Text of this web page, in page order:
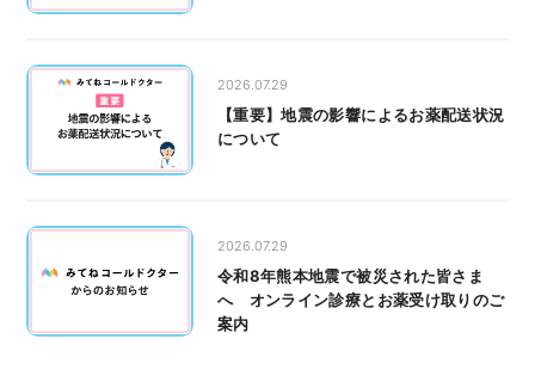
2026.07.29
【重要】地震の影響によるお薬配送状況
について
2026.07.29
令和8年熊本地震で被災された皆さま
へ オンライン診療とお薬受け取りのご
案内